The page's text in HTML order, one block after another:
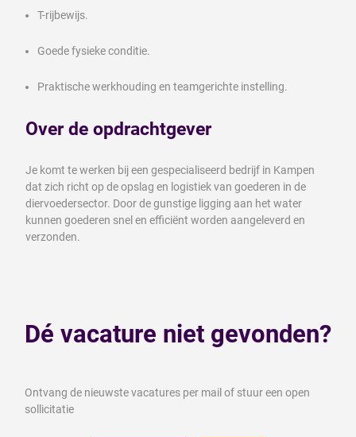
T-rijbewijs.
Goede fysieke conditie.
Praktische werkhouding en teamgerichte instelling.
Over de opdrachtgever
Je komt te werken bij een gespecialiseerd bedrijf in Kampen
dat zich richt op de opslag en logistiek van goederen in de
diervoedersector. Door de gunstige ligging aan het water
kunnen goederen snel en efficiënt worden aangeleverd en
verzonden.
Dé vacature niet gevonden?
Ontvang de nieuwste vacatures per mail of stuur een open
sollicitatie